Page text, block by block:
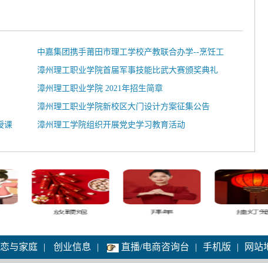
中嘉集团携手莆田市理工学校产教联合办学--烹饪工
艺与营养专业签约招生
漳州理工职业学院首届军事技能比武大赛颁奖典礼
漳州理工职业学院 2021年招生简章
漳州理工职业学院新校区大门设计方案征集公告
课 漳州理工学院组织开展党史学习教育活动
与家庭 | 创业信息 | 直播/电商咨询台 | 手机版 | 网站